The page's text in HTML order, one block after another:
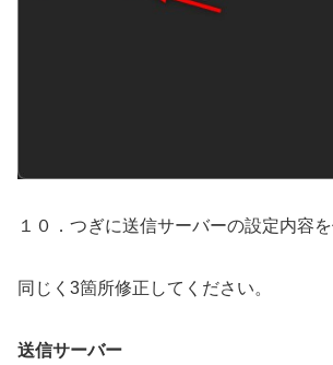
１０．つぎに送信サーバーの設定内容を
同じく3箇所修正してください。
送信サーバー